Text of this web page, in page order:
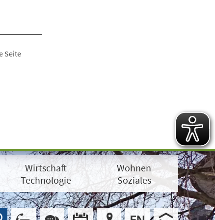
Seite
Wirtschaft
Technologie
Wohnen
Soziales